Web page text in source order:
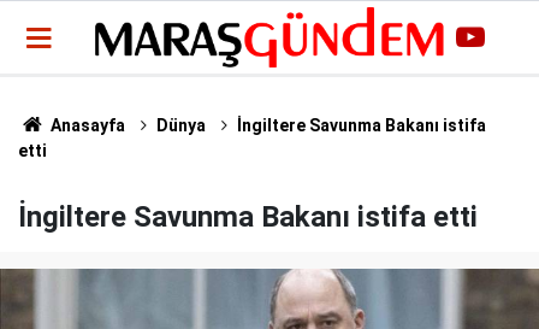
Anasayfa Dünya
İngiltere Savunma Bakanı istifa
etti
İngiltere Savunma Bakanı istifa etti